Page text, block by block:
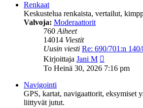
Renkaat
Keskustelua renkaista, vertailut,
Valvoja: Moderaattorit
760Aiheet
14014 Viestit
Uusin viesti Re: 690/701:n
Kirjoittaja Jani M
uusin
viesti
To Heinä 30, 2026 7:16 pm
Navigointi
GPS, kartat, navigaattorit, eksymiset
liittyvät jutut.